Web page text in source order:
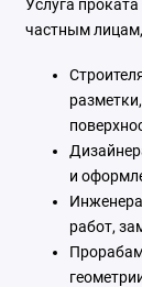
Услуга
частным
и
работ,